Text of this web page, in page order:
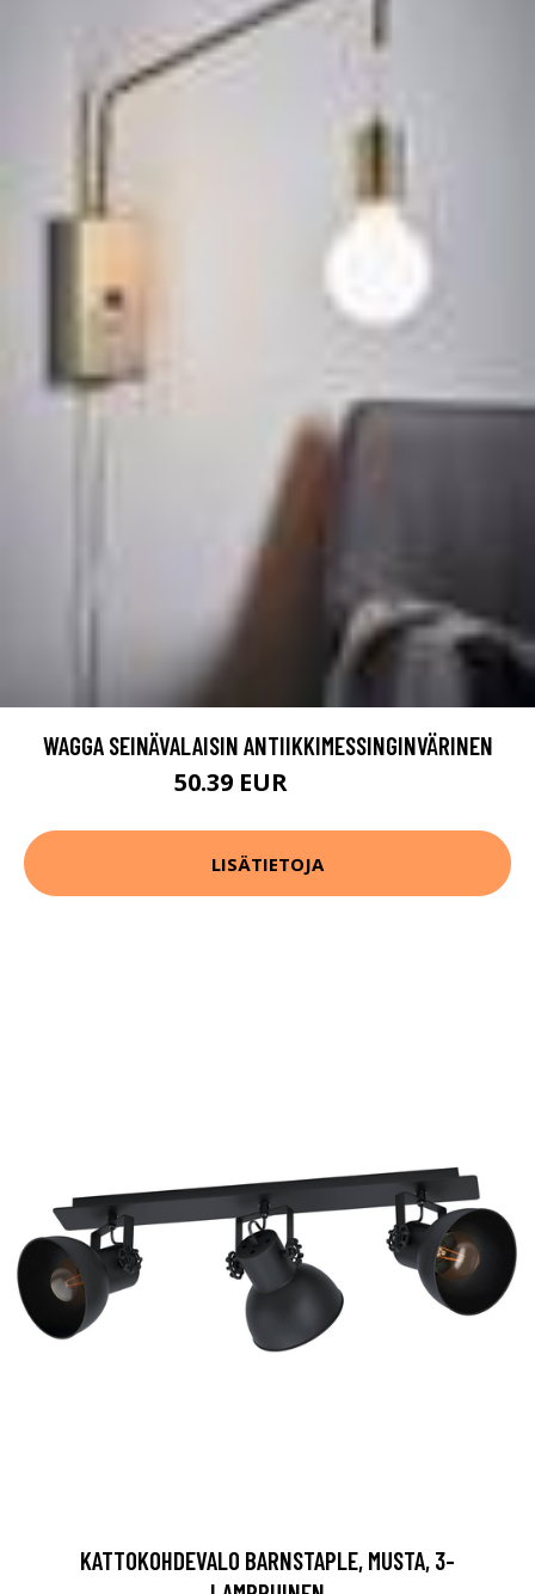
WAGGA SEINÄVALAISIN ANTIIKKIMESSINGINVÄRINEN
50.39 EUR
LISÄTIETOJA
KATTOKOHDEVALO BARNSTAPLE, MUSTA, 3-